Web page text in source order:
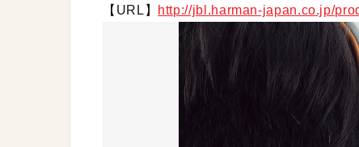
【URL】
http://jbl.harman-japan.co.jp/